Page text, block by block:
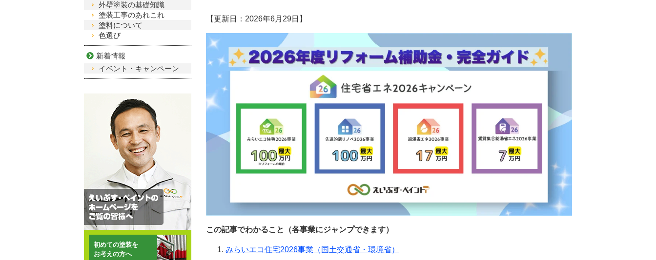
【更新日：2026年6月29日】
この記事でわかること（各事業にジャンプできます）
みらいエコ住宅2026事業（国土交通省・環境省）
外壁塗装の基礎知識
塗装工事のあれこれ
塗料について
色選び
新着情報
イベント・キャンペーン
初めての塗装を
お考えの方へ